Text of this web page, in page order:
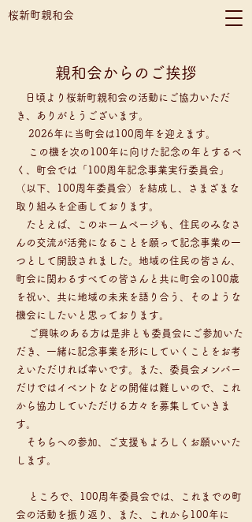
桜新町親和会
親和会から​のご挨拶
日頃より桜新町親和会の活動にご協力いただ
き、ありがとうございます。
2026年に当町会は100周年を迎えます。
この機を次の100年に向けた記念の年とするべ
く、町会では「100周年記念事業実行委員会」
（以下、100周年委員会）を結成し、さまざまな
取り組みを企画しております。
たとえば、このホームページも、住民のみなさ
んの交流が活発になることを願って記念事業の一
つとして開設されました。地域の住民の皆さん、
町会に関わるすべての皆さんと共に町会の100歳
を祝い、共に地域の未来を語り合う、そのような
機会にしたいと思っております。
ご興味のある方は是非とも委員会にご参加いた
だき、一緒に記念事業を形にしていくことをお考
えいただければ幸いです。また、委員会メンバー
だけではイベントなどの開催は難しいので、これ
から協力していただける方々を募集していきま
す。
そちらへの参加、ご支援もよろしくお願いいた
します。
ところで、100周年委員会では、これまでの町
会の活動を振り返り、また、これから100年に